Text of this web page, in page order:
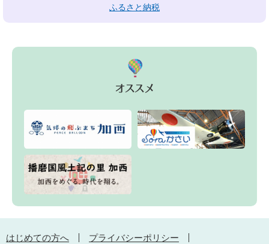
ふるさと納税
はじめての方へ
プライバシーポリシー